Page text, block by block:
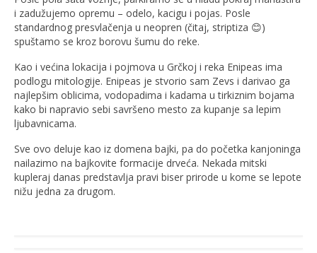
i zadužujemo opremu – odelo, kacigu i pojas. Posle
standardnog presvlačenja u neopren (čitaj, striptiza 😊)
spuštamo se kroz borovu šumu do reke.
Kao i većina lokacija i pojmova u Grčkoj i reka Enipeas ima
podlogu mitologije. Enipeas je stvorio sam Zevs i darivao ga
najlepšim oblicima, vodopadima i kadama u tirkiznim bojama
kako bi napravio sebi savršeno mesto za kupanje sa lepim
ljubavnicama.
Sve ovo deluje kao iz domena bajki, pa do početka kanjoninga
nailazimo na bajkovite formacije drveća. Nekada mitski
kupleraj danas predstavlja pravi biser prirode u kome se lepote
nižu jedna za drugom.